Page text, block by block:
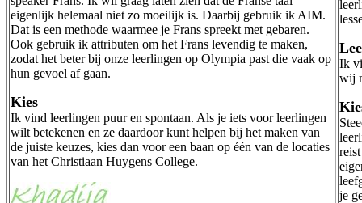
eigenlijk helemaal niet zo moeilijk is. Daarbij gebruik ik AIM.
Dat is een methode waarmee je Frans spreekt met gebaren.
Ook gebruik ik attributen om het Frans levendig te maken,
zodat het beter bij onze leerlingen op Olympia past die vaak op
hun gevoel af gaan.
Kies
Ik vind leerlingen puur en spontaan. Als je iets voor leerlingen
wilt betekenen en ze daardoor kunt helpen bij het maken van
de juiste keuzes, kies dan voor een baan op één van de locaties
van het Christiaan Huygens College.
Ik
wij
je